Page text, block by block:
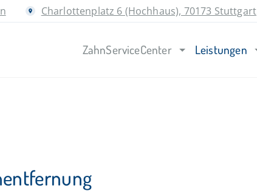
Charlottenplatz 6 (Hochhaus), 70173 Stuttgart
ZahnServiceCenter Leistungen